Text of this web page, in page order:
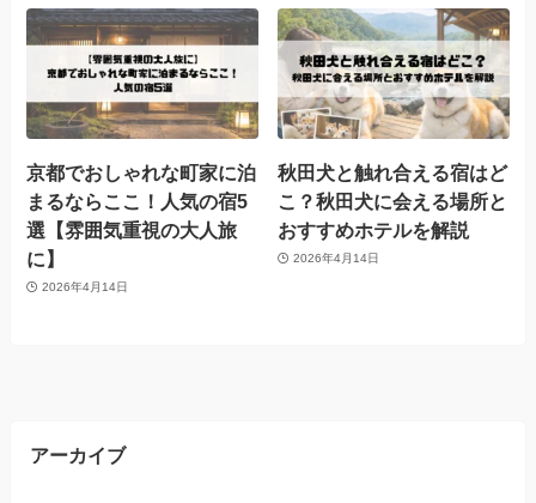
京都でおしゃれな町家に泊
まるならここ！人気の宿5
選【雰囲気重視の大人旅
に】
2026年4月14日
秋田犬と触れ合える宿はど
こ？秋田犬に会える場所と
おすすめホテルを解説
2026年4月14日
アーカイブ